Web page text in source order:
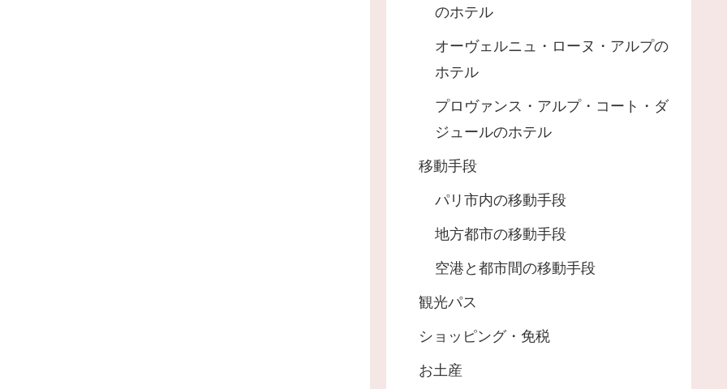
のホテル
オーヴェルニュ・ローヌ・アルプの
ホテル
プロヴァンス・アルプ・コート・ダ
ジュールのホテル
移動手段
パリ市内の移動手段
地方都市の移動手段
空港と都市間の移動手段
観光パス
ショッピング・免税
お土産